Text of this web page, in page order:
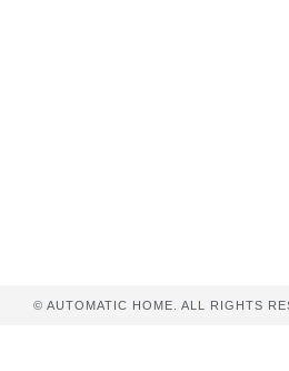
© AUTOMATIC HOME. ALL RIGHTS